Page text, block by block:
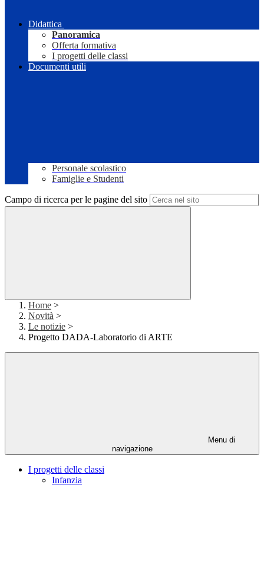
Didattica
Panoramica
Offerta formativa
I progetti delle classi
Documenti utili
Personale scolastico
Famiglie e Studenti
Campo di ricerca per le pagine del sito
Home >
Novità >
Le notizie >
Progetto DADA-Laboratorio di ARTE
Menu di
navigazione
I progetti delle classi
Infanzia